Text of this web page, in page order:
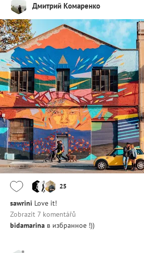
Дмитрий Комаренко
25
sawrini Love it!
Zobrazit 7 komentářů
bidamarina в избранное !))